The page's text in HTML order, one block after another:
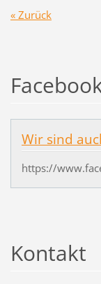
« Zurück
Wir sind
https://
Kontakt